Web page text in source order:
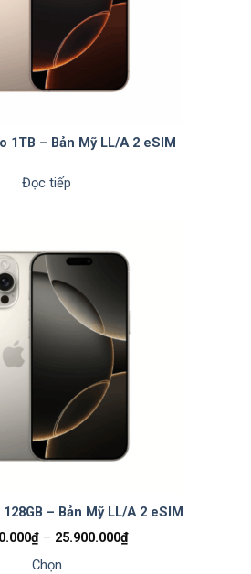
1TB – Bản Mỹ LL/A 2 eSIM
Đọc tiếp
– Bản Mỹ LL/A 2 eSIM
₫ – 25.900.000₫Khoảng
giá:
Chọn